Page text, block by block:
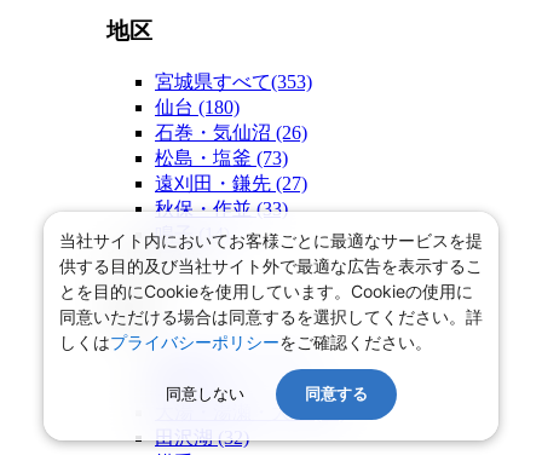
地区
宮城県すべて(353)
仙台 (180)
石巻・気仙沼 (26)
松島・塩釜 (73)
遠刈田・鎌先 (27)
秋保・作並(33)
鳴子 (14)
秋田県(163)
地区
秋田(32)
大湯・湯瀬・大館
田沢湖(32)
当社サイト内においてお客様ごとに最適なサービスを提
供する目的及び当社サイト外で最適な広告を表示するこ
とを目的にCookieを使用しています。Cookieの使用に
同意いただける場合は同意するを選択してください。詳
しくはプライバシーポリシーをご確認ください。
同意しない 同意する